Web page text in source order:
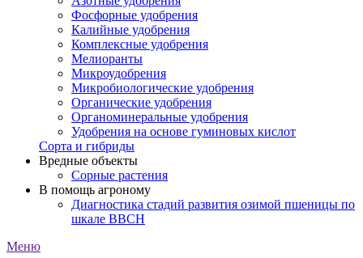
Фосфорные удобрения
Калийные удобрения
Комплексные удобрения
Мелиоранты
Микроудобрения
Микробиологические удобрения
Органические удобрения
Органоминеральные удобрения
Удобрения на основе гуминовых кислот
Сорта и гибриды
Вредные объекты
Сорные растения
В помощь агроному
Диагностика стадий развития озимой пшеницы по
шкале ВВСН
Меню